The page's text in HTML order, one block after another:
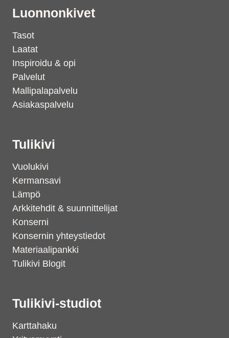
Luonnonkivet
Tasot
Laatat
Inspiroidu & opi
Palvelut
Mallipalapalvelu
Asiakaspalvelu
Tulikivi
Vuolukivi
Kermansavi
Lämpö
Arkkitehdit & suunnittelijat
Konserni
Konsernin yhteystiedot
Materiaalipankki
Tulikivi Blogit
Tulikivi-studiot
Karttahaku